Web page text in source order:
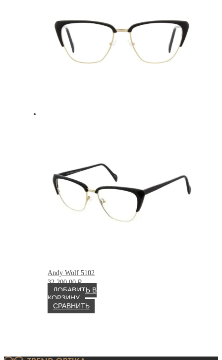
Andy Wolf 5102
32 200.00₽
ДОБАВИТЬ В
КОРЗИНУ
СРАВНИТЬ